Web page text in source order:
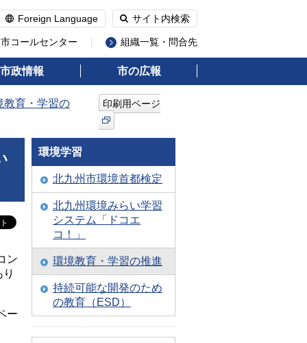
Foreign Language サイト内検索
コールセンター 組織一覧・問合先
市政情報 市の広報
教育・学習の 印刷用ページ
ン
ー
環境学習
北九州市環境首都検定
北九州環境みらい学習
システム「ドコエ
コ！」
環境教育・学習の推進
持続可能な開発のため
の教育（ESD）